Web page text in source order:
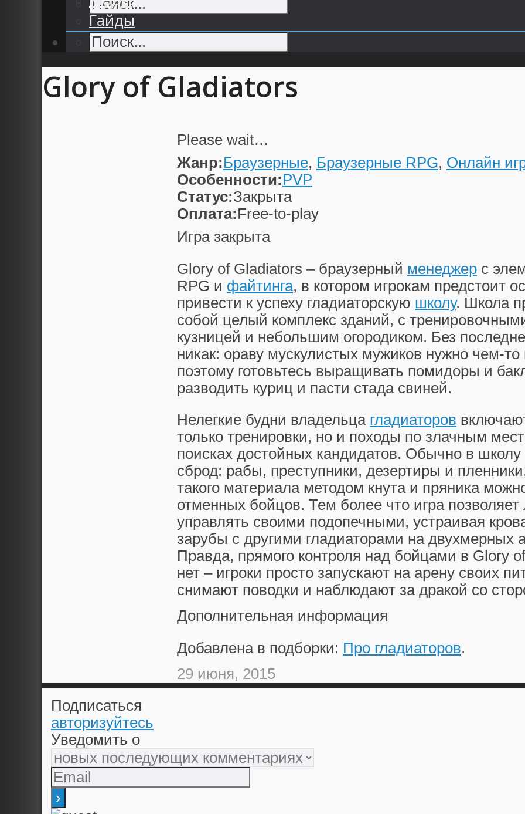
Гайды
Glory of Gladiators
Please wait…
Жанр:Браузерные, Браузерные RPG, Онлайн
Особенности:PVP
Статус:Закрыта
Оплата:Free-to-play
Игра закрыта
Glory of Gladiators – браузерный менеджер с
RPG и файтинга, в котором игрокам предстоит
привести к успеху гладиаторскую школу. Школа
собой целый комплекс зданий, с
кузницей и небольшим огородиком. Без
никак: ораву мускулистых мужиков нужно чем-то
поэтому готовьтесь выращивать помидоры и
разводить куриц и пасти стада свиней.
Нелегкие будни владельца гладиаторов
только тренировки, но и походы по злачным
поисках достойных кандидатов. Обычно в школу
сброд: рабы, преступники, дезертиры и
такого материала методом кнута и пряника
отменных бойцов. Тем более что игра позволяет
управлять своими подопечными, устраивая
зарубы с другими гладиаторами на двухмерных
Правда, прямого контроля над бойцами в Glory
нет – игроки просто запускают на арену своих
снимают поводки и наблюдают за дракой со
Дополнительная информация
Добавлена в подборки: Про гладиаторов.
29 июня, 2015
Подписаться
авторизуйтесь
Уведомить о